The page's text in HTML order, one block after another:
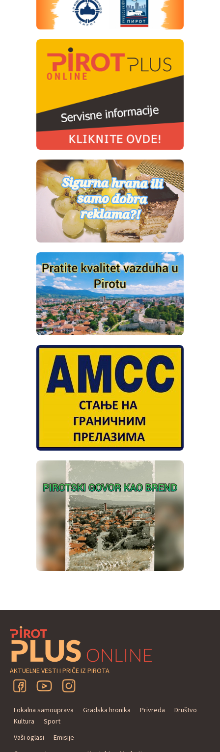
AKTUELNE VESTI I PRIČE IZ PIROTA
Lokalna samouprava Gradska hronika Privreda
Društvo
Kultura
Sport
Vaši oglasi
Emisije